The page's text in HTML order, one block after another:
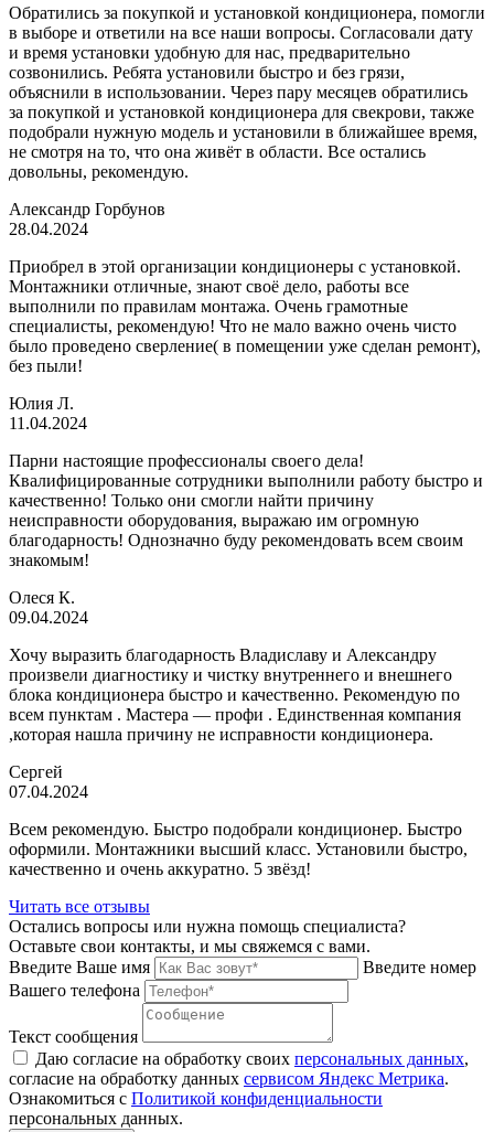
Обратились за покупкой и установкой кондиционера, помогли
в выборе и ответили на все наши вопросы. Согласовали дату
и время установки удобную для нас, предварительно
созвонились. Ребята установили быстро и без грязи,
объяснили в использовании. Через пару месяцев обратились
за покупкой и установкой кондиционера для свекрови, также
подобрали нужную модель и установили в ближайшее время,
не смотря на то, что она живёт в области. Все остались
довольны, рекомендую.
Александр Горбунов
28.04.2024
Приобрел в этой организации кондиционеры с установкой.
Монтажники отличные, знают своё дело, работы все
выполнили по правилам монтажа. Очень грамотные
специалисты, рекомендую! Что не мало важно очень чисто
было проведено сверление( в помещении уже сделан ремонт),
без пыли!
Юлия Л.
11.04.2024
Парни настоящие профессионалы своего дела!
Квалифицированные сотрудники выполнили работу быстро и
качественно! Только они смогли найти причину
неисправности оборудования, выражаю им огромную
благодарность! Однозначно буду рекомендовать всем своим
знакомым!
Олеся К.
09.04.2024
Хочу выразить благодарность Владиславу и Александру
произвели диагностику и чистку внутреннего и внешнего
блока кондиционера быстро и качественно. Рекомендую по
всем пунктам . Мастера — профи . Единственная компания
,которая нашла причину не исправности кондиционера.
Сергей
07.04.2024
Всем рекомендую. Быстро подобрали кондиционер. Быстро
оформили. Монтажники высший класс. Установили быстро,
качественно и очень аккуратно. 5 звёзд!
Читать все отзывы
Остались вопросы или нужна помощь специалиста?
Оставьте свои контакты, и мы свяжемся с вами.
Введите Ваше имя
Введите номер
Вашего телефона
Текст сообщения
Даю согласие на обработку своих персональных данных,
согласие на обработку данных сервисом Яндекс Метрика.
Ознакомиться с Политикой конфиденциальности
персональных данных.